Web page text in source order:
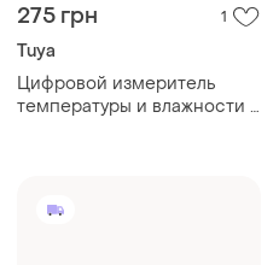
275 грн 1
Tuya
Цифровой измеритель
температуры и влажности в